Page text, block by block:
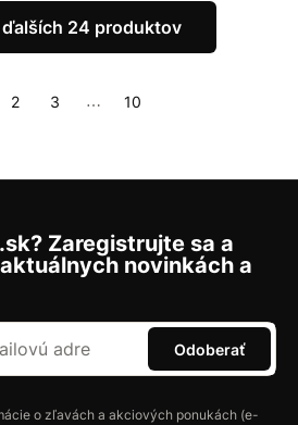
24 produktov
2 3 ⋯ 10
Zaregistrujte sa a
novinkách a
Odoberať
o zľavách a akciových ponukách (e-